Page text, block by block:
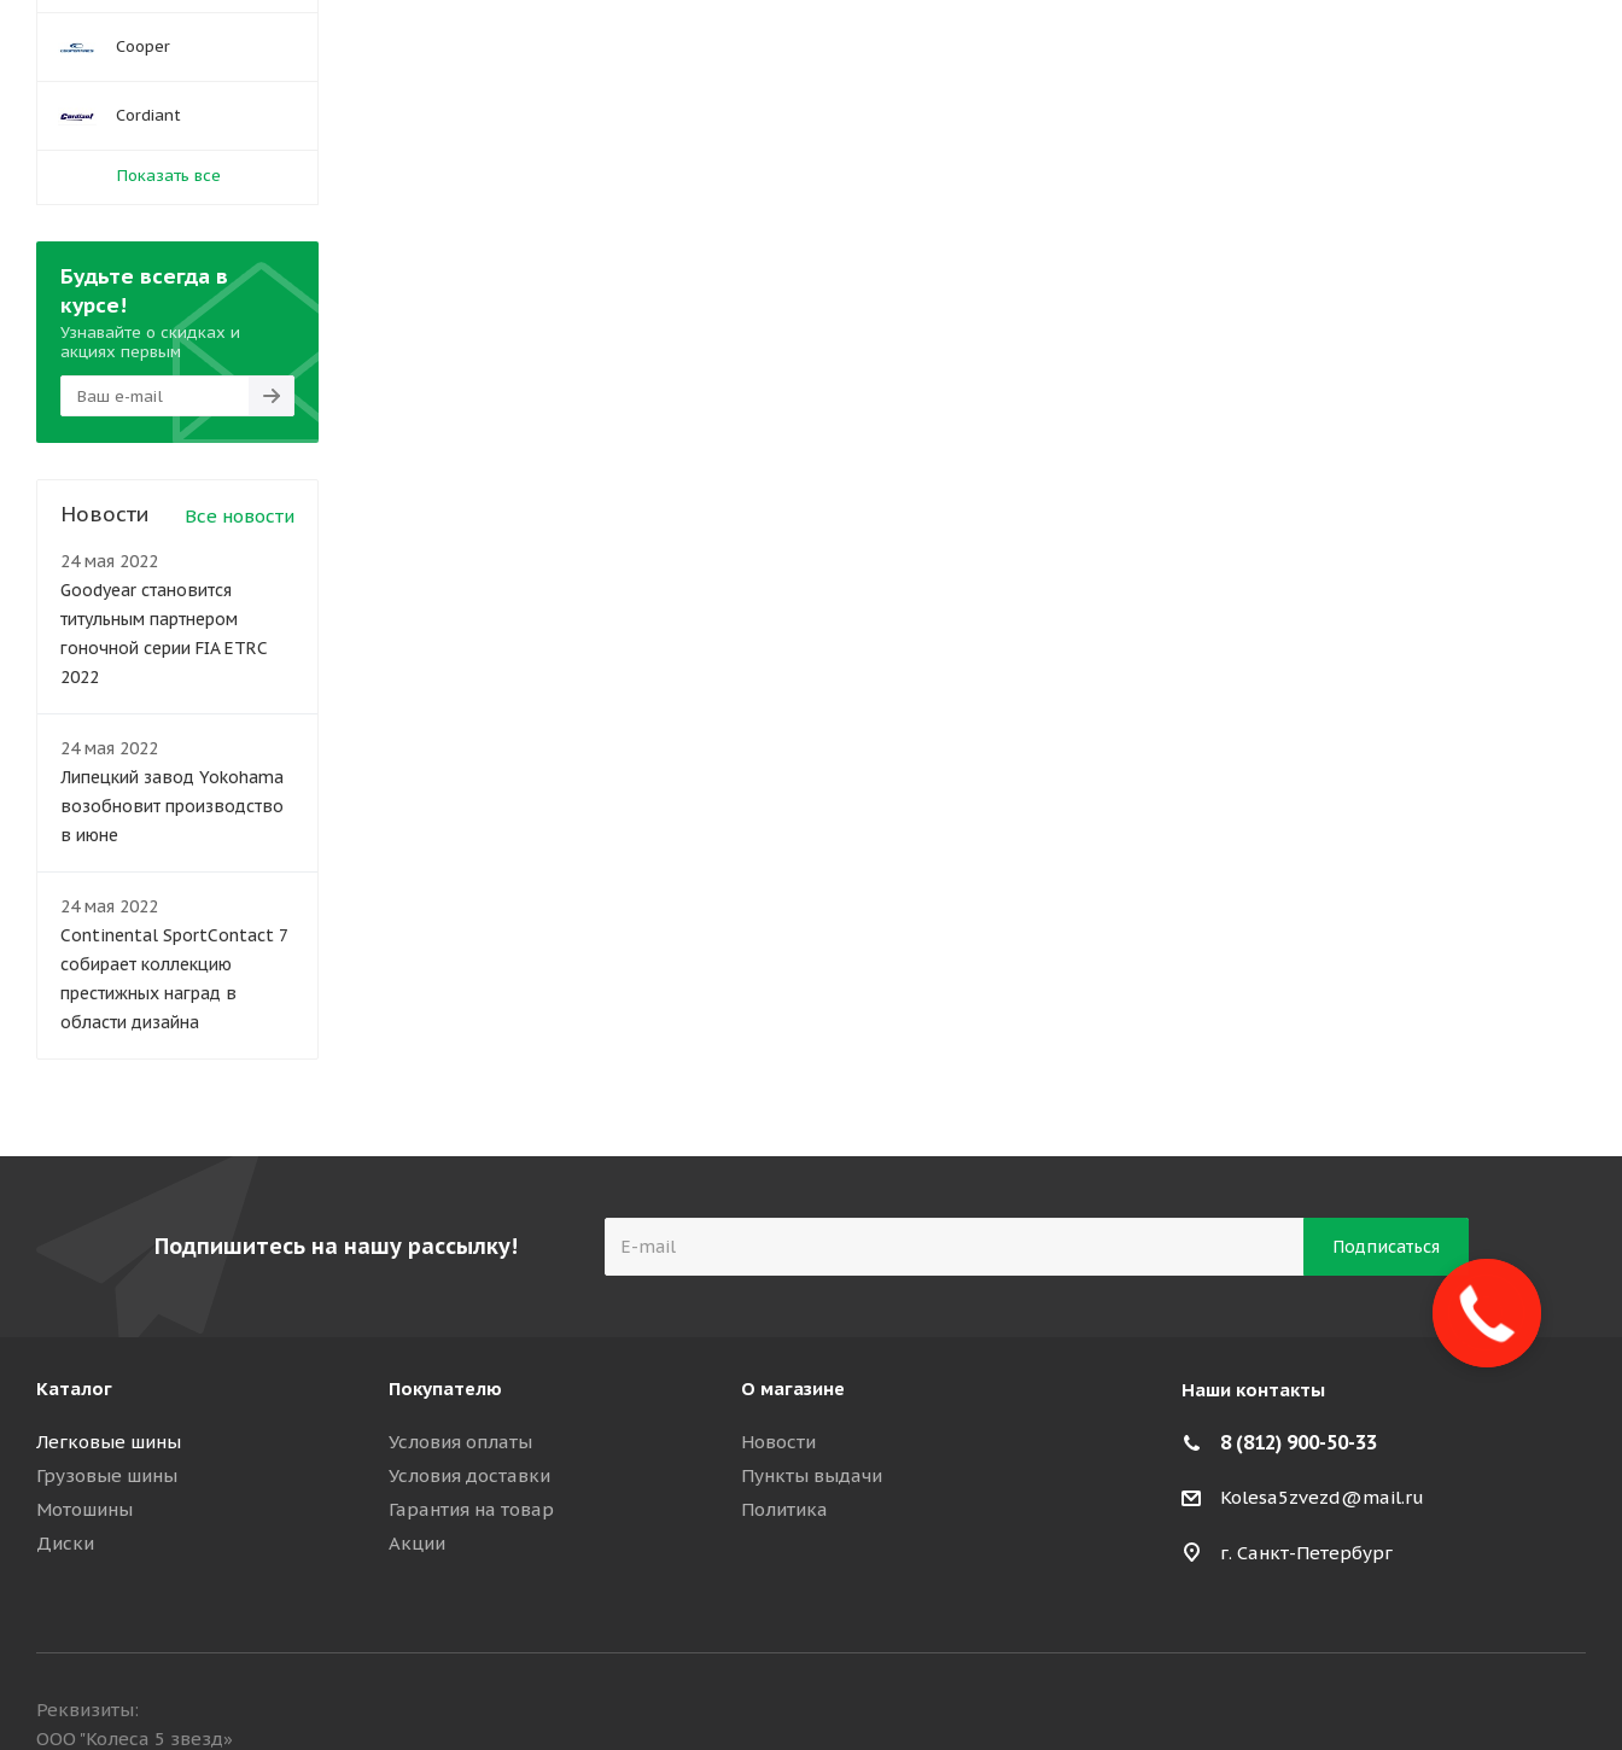
Cooper
Cordiant
Показать все
Будьте всегда в
курсе!
Узнавайте о скидках и
акциях первым
Новости Все новости
24 мая 2022
Goodyear становится
титульным партнером
гоночной серии FIA ETRC
2022
24 мая 2022
Липецкий завод Yokohama
возобновит производство
в июне
24 мая 2022
Continental SportContact 7
собирает коллекцию
престижных наград в
области дизайна
Подпишитесь на нашу рассылку!
Каталог
Легковые шины
Грузовые шины
Мотошины
Диски
Покупателю
Условия оплаты
Условия доставки
Гарантия на товар
Акции
О магазине
Новости
Пункты выдачи
Политика
Наши контакты
8 (812) 900-50-33
Kolesa5zvezd@mail.ru
г. Санкт-Петербург
Реквизиты:
ООО "Колеса 5 звезд»
Закажите
звонок!